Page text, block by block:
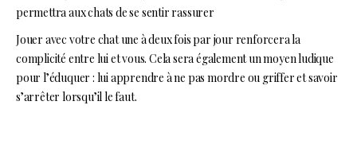
permettra aux chats de se sentir rassurer
Jouer avec votre chat une à deux fois par jour renforcera la
complicité entre lui et vous. Cela sera également un moyen ludique
pour l’éduquer : lui apprendre à ne pas mordre ou griffer et savoir
s’arrêter lorsqu’il le faut.